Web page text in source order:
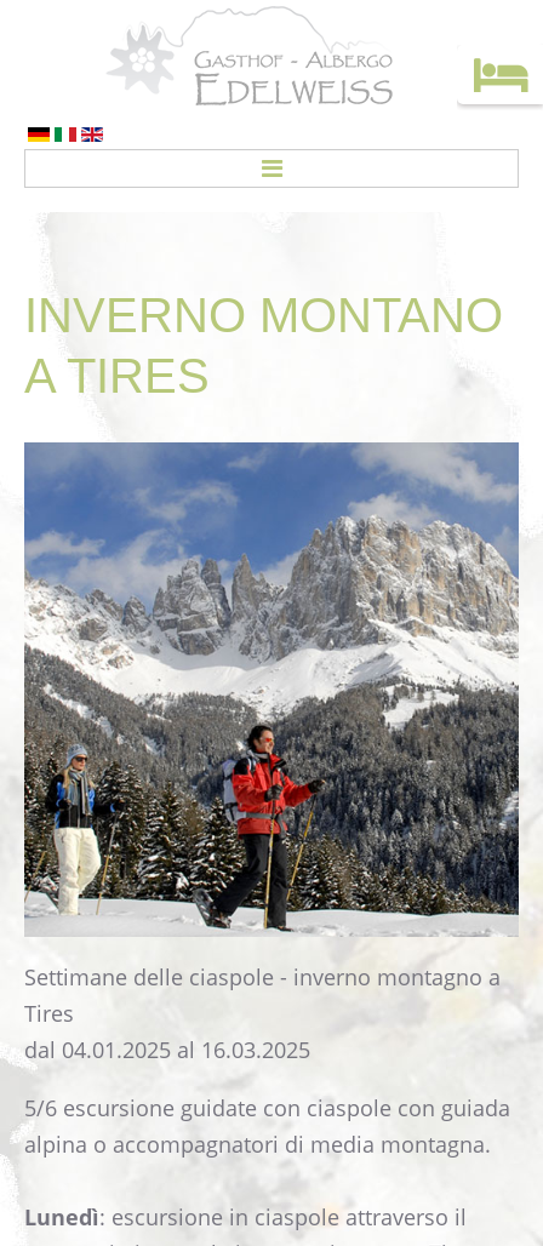
Prezzi
Offerte
Vacanze senz’auto
Immagini
Webcam Albergo Edelweiss
COME ARRIVARRE
CONTATTO
Libro degli ospiti
INVERNO MONTANO
A TIRES
Settimane delle ciaspole - inverno montagno a
Tires
dal 04.01.2025 al 16.03.2025
5/6 escursione guidate con ciaspole con guiada
alpina o accompagnatori di media montagna.
Lunedì: escursione in ciaspole attraverso il